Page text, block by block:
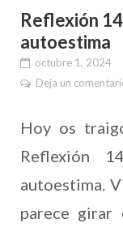
Reflexión
autoestima
octubre 1, 2024
Deja un
Hoy os
Reflexión
autoestima.
parece